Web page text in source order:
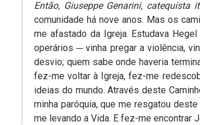
Então, Giuseppe Genarini, catequista
comunidade há nove anos. Mas os
me afastado da Igreja. Estudava
operários ─ vinha pregar a violência,
desvio; quem sabe onde haveria
fez-me voltar à Igreja, fez-me
ideias do mundo. Através deste
minha paróquia, que me resgatou
me levando a Vida. E fez-me encontrar